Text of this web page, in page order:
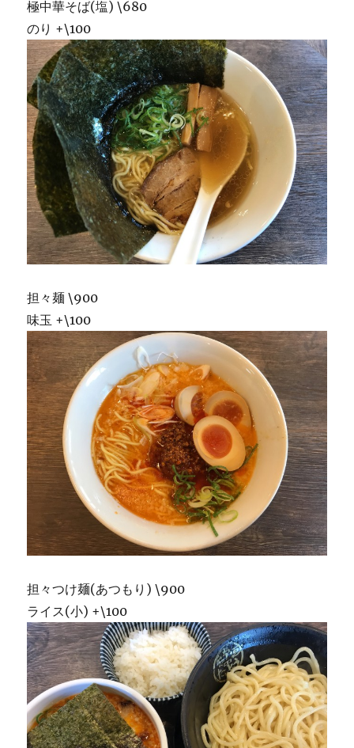
極中華そば(塩) \680
のり +\100
担々麺 \900
味玉 +\100
担々つけ麺(あつもり) \900
ライス(小) +\100